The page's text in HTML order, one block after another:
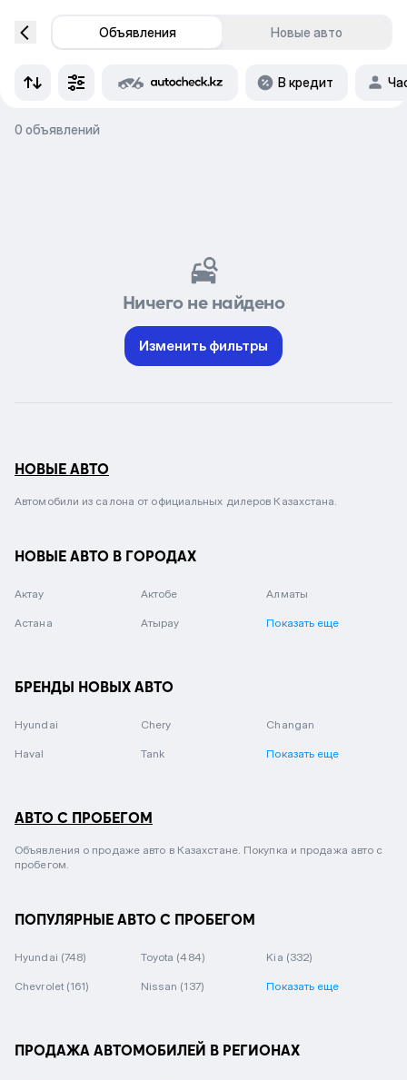
Объявления Новые авто
В кредит
0 объявлений
Ничего не найдено
Изменить фильтры
НОВЫЕ АВТО
Автомобили из салона от официальных дилеров Казахстана.
НОВЫЕ АВТО В ГОРОДАХ
Актау Актобе Алматы
Астана Атырау Показать еще
БРЕНДЫ НОВЫХ АВТО
Hyundai Chery Changan
Haval Tank Показать еще
АВТО С ПРОБЕГОМ
Объявления о продаже авто в Казахстане. Покупка и продажа авто с
пробегом.
ПОПУЛЯРНЫЕ АВТО С ПРОБЕГОМ
Hyundai (748) Toyota (484) Kia (332)
Chevrolet (161) Nissan (137) Показать еще
ПРОДАЖА АВТОМОБИЛЕЙ В РЕГИОНАХ